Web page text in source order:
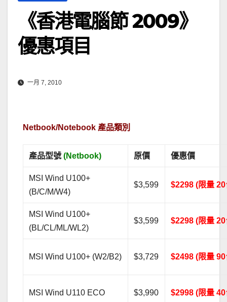
《香港電腦節 2009》
優惠項目
一月 7, 2010
Netbook/Notebook 產品類別
產品型號 (Netbook) 原價 優惠價
MSI Wind U100+
(B/C/M/W4)
$3,599 $2298 (限量 20
MSI Wind U100+
(BL/CL/ML/WL2)
$3,599 $2298 (限量 20
MSI Wind U100+ (W2/B2) $3,729 $2498 (限量 90
MSI Wind U110 ECO $3,990 $2998 (限量 40